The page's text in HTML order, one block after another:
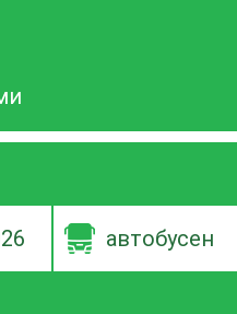
автобусен